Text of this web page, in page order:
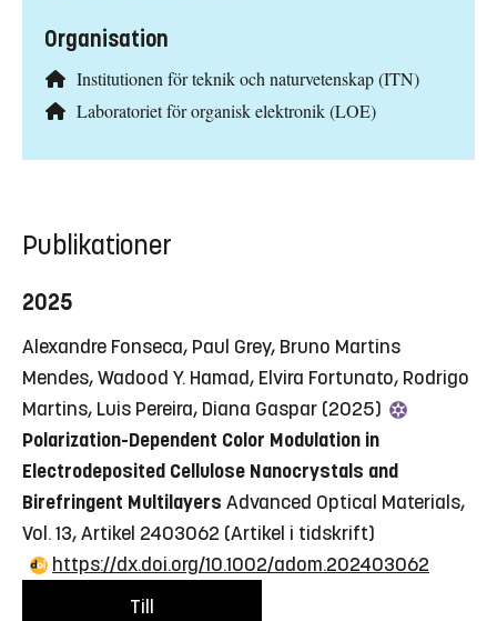
Organisation
Institutionen för teknik och naturvetenskap (ITN)
Laboratoriet för organisk elektronik (LOE)
Publikationer
2025
Alexandre Fonseca, Paul Grey, Bruno Martins
Mendes, Wadood Y. Hamad, Elvira Fortunato, Rodrigo
Martins, Luis Pereira, Diana Gaspar (2025)
Polarization-Dependent Color Modulation in
Electrodeposited Cellulose Nanocrystals and
Birefringent Multilayers Advanced Optical Materials,
Vol. 13, Artikel 2403062 (Artikel i tidskrift)
https://dx.doi.org/10.1002/adom.202403062
Till